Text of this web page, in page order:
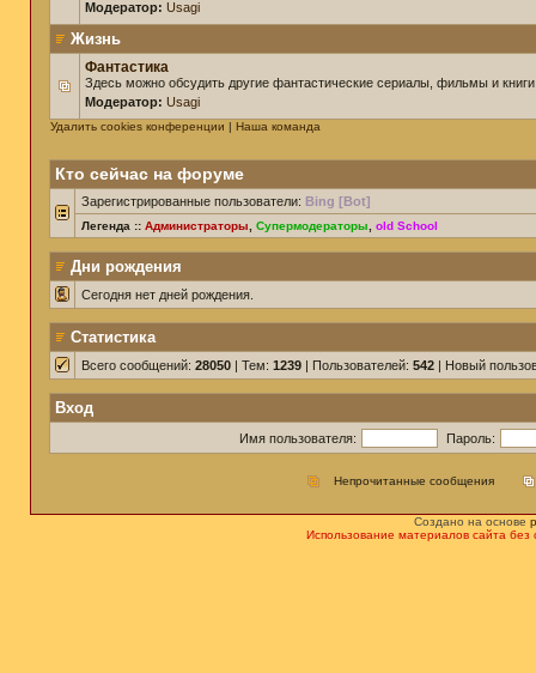
Модератор: Usagi
Жизнь
Фантастика
Здесь можно обсудить другие фантастические сериалы, фильмы и
Модератор: Usagi
Удалить cookies конференции | Наша команда
Кто сейчас на форуме
Зарегистрированные пользователи: Bing [Bot]
Легенда :: Администраторы Супермодераторы old School
Дни рождения
Сегодня нет дней рождения.
Статистика
Всего сообщений: 28050 | Тем: 1239 | Пользователей: 542 | Новый
Вход
Имя пользователя: Пароль:
Непрочитанные сообщения
Создано на основе
Использование материалов сайта